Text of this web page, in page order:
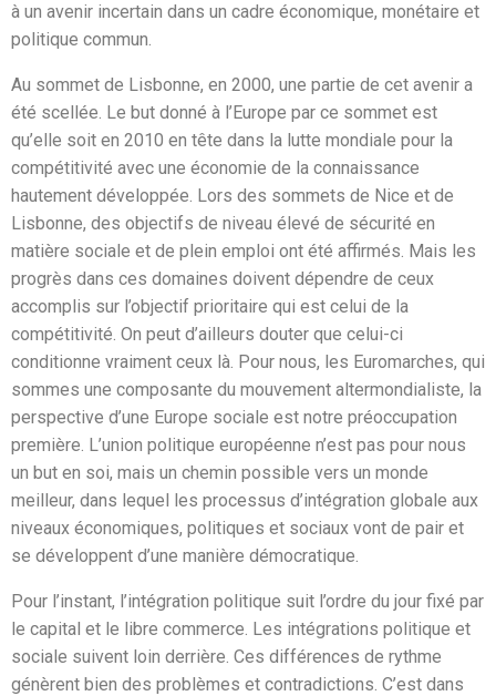
à un avenir incertain dans un cadre économique, monétaire et
politique commun.
Au sommet de Lisbonne, en 2000, une partie de cet avenir a
été scellée. Le but donné à l’Europe par ce sommet est
qu’elle soit en 2010 en tête dans la lutte mondiale pour la
compétitivité avec une économie de la connaissance
hautement développée. Lors des sommets de Nice et de
Lisbonne, des objectifs de niveau élevé de sécurité en
matière sociale et de plein emploi ont été affirmés. Mais les
progrès dans ces domaines doivent dépendre de ceux
accomplis sur l’objectif prioritaire qui est celui de la
compétitivité. On peut d’ailleurs douter que celui-ci
conditionne vraiment ceux là. Pour nous, les Euromarches, qui
sommes une composante du mouvement altermondialiste, la
perspective d’une Europe sociale est notre préoccupation
première. L’union politique européenne n’est pas pour nous
un but en soi, mais un chemin possible vers un monde
meilleur, dans lequel les processus d’intégration globale aux
niveaux économiques, politiques et sociaux vont de pair et
se développent d’une manière démocratique.
Pour l’instant, l’intégration politique suit l’ordre du jour fixé par
le capital et le libre commerce. Les intégrations politique et
sociale suivent loin derrière. Ces différences de rythme
génèrent bien des problèmes et contradictions. C’est dans